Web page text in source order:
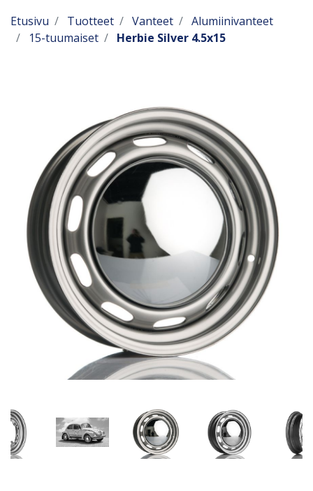
Etusivu Tuotteet Vanteet
Alumiinivanteet
15-tuumaiset
Herbie Silver 4.5x15